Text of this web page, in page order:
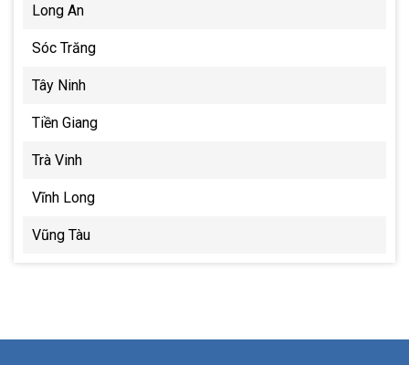
Long An
Sóc Trăng
Tây Ninh
Tiền Giang
Trà Vinh
Vĩnh Long
Vũng Tàu